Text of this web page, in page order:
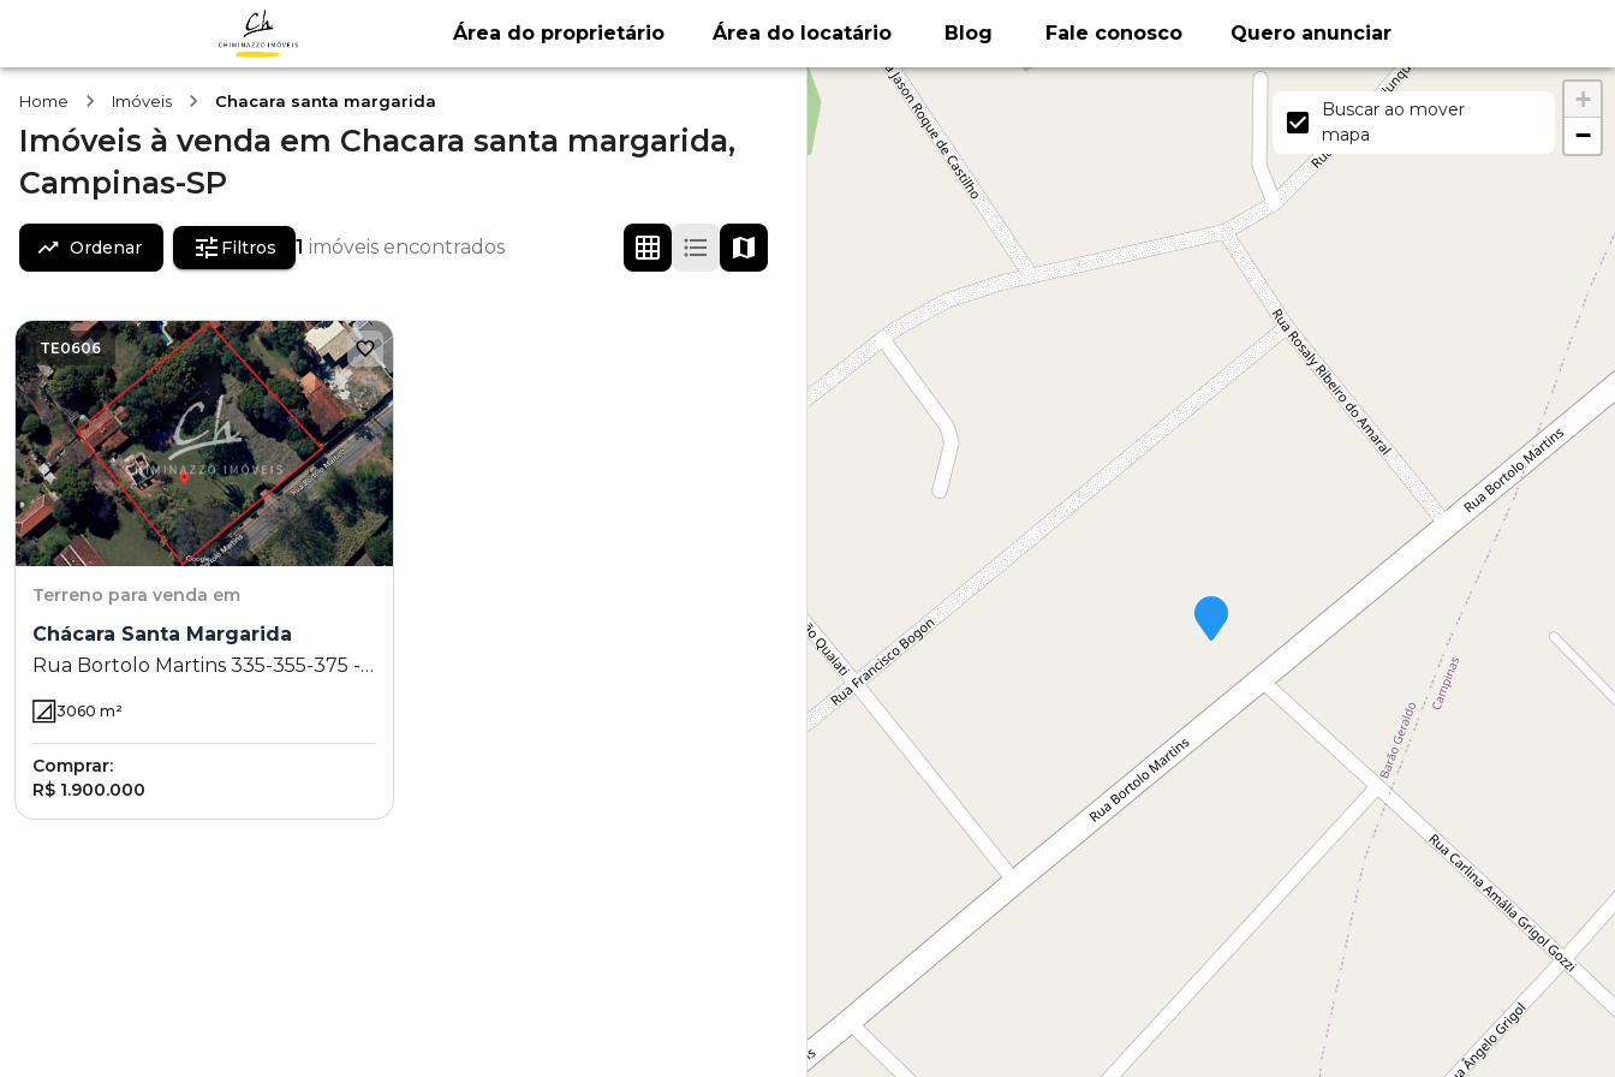
Área do proprietário Área do locatário Blog Fale conosco Quero anunciar
Home Imóveis Chacara santa margarida
Imóveis à venda em Chacara santa margarida,
Campinas-SP
Ordenar Filtros 1 imóveis encontrados
TE0606
Terreno para venda em
Chácara Santa Margarida
Rua Bortolo Martins 335-355-375 -
Campinas - SP
3060 m²
Comprar:
R$ 1.900.000
+
−
Buscar ao mover
mapa